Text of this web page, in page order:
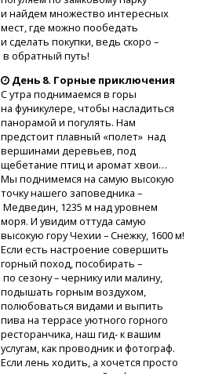
и найдем множество интересных
мест, где можно пообедать
и сделать покупки, ведь скоро –
в обратный путь!
День 8. Горные приключения
С утра поднимаемся в горы
на фуникулере, чтобы насладиться
панорамой и погулять. Нам
предстоит плавный «полет» над
вершинами деревьев, под
щебетание птиц и аромат хвои…
Мы поднимемся на самую высокую
точку нашего заповедника –
Медведин, 1235 м над уровнем
моря. И увидим оттуда самую
высокую гору Чехии – Снежку, 1600 м!
Если есть настроение совершить
горный поход, пособирать –
по сезону – чернику или малину,
подышать горным воздухом,
полюбоваться видами и выпить
пива на террасе уютного горного
ресторанчика, наш гид- к вашим
услугам, как проводник и фотограф.
Если лень ходить, а хочется просто